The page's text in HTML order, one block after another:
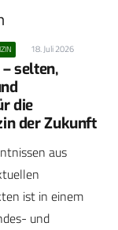
18. Juli 2026
selten,
die
der Zukunft
aus
ist in einem
und